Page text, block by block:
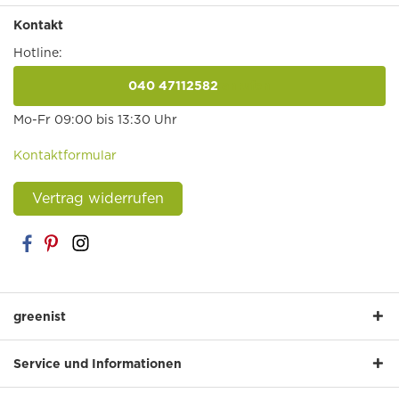
Kontakt
Hotline:
040 47112582
Mo-Fr 09:00 bis 13:30 Uhr
Kontaktformular
Vertrag widerrufen
greenist
Service und Informationen